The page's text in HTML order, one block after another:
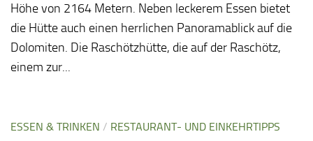
Höhe von 2164 Metern. Neben leckerem Essen bietet
die Hütte auch einen herrlichen Panoramablick auf die
Dolomiten. Die Raschötzhütte, die auf der Raschötz,
einem zur...
ESSEN & TRINKEN / RESTAURANT- UND EINKEHRTIPPS